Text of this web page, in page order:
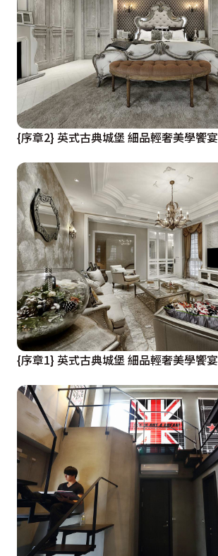
{序章2} 英式古典城堡 細品輕奢美學饗宴
{序章1} 英式古典城堡 細品輕奢美學饗宴